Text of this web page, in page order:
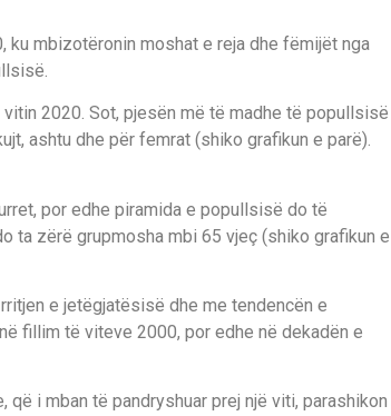
mbizotëronin moshat e reja dhe fëmijët nga
2020. Sot, pjesën më të madhe të popullsisë
ashtu dhe për femrat (shiko grafikun e parë).
por edhe piramida e popullsisë do të
ta zërë grupmosha mbi 65 vjeç (shiko grafikun e
e jetëgjatësisë dhe me tendencën e
fillim të viteve 2000, por edhe në dekadën e
i mban të pandryshuar prej një viti, parashikon